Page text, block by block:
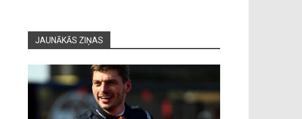
JAUNĀKĀS ZIŅAS